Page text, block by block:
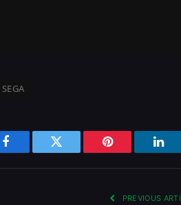
SEGA
Facebook Twitter Pinterest
PREVIOUS